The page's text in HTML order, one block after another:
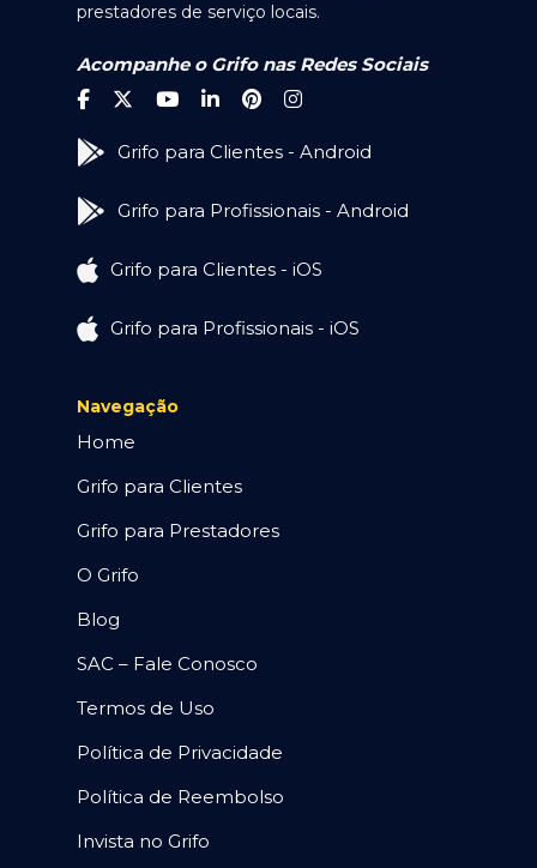
prestadores de serviço locais.
Acompanhe o Grifo nas Redes Sociais
Grifo para Clientes - Android
Grifo para Profissionais - Android
Grifo para Clientes - iOS
Grifo para Profissionais - iOS
Navegação
Home
Grifo para Clientes
Grifo para Prestadores
O Grifo
Blog
SAC – Fale Conosco
Termos de Uso
Política de Privacidade
Política de Reembolso
Invista no Grifo